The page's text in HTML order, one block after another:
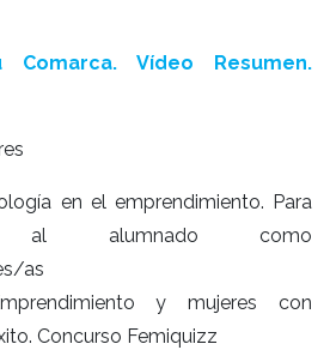
Vídeo Resumen.
en el emprendimiento. Para
al alumnado como
as
y mujeres con
Concurso Femiquizz